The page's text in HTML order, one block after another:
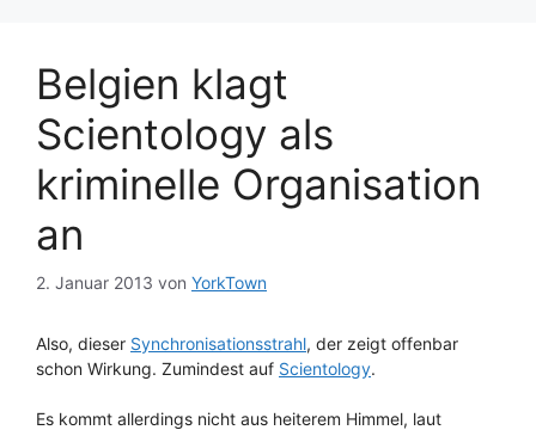
Belgien klagt
Scientology als
kriminelle Organisation
an
2. Januar 2013 von YorkTown
Also, dieser Synchronisationsstrahl, der zeigt offenbar
schon Wirkung. Zumindest auf Scientology.
Es kommt allerdings nicht aus heiterem Himmel, laut